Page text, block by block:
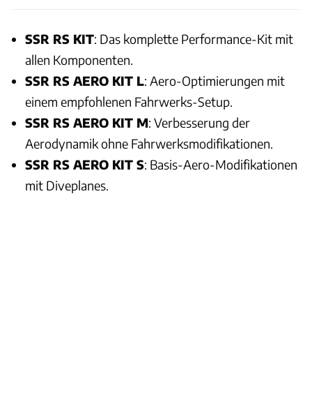
SSR RS KIT: Das komplette Performance-Kit mit
allen Komponenten.
SSR RS AERO KIT L: Aero-Optimierungen mit
einem empfohlenen Fahrwerks-Setup.
SSR RS AERO KIT M: Verbesserung der
Aerodynamik ohne Fahrwerksmodifikationen.
SSR RS AERO KIT S: Basis-Aero-Modifikationen
mit Diveplanes.